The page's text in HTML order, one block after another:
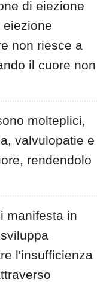
di eiezione
eiezione
non riesce a
il cuore non
molteplici,
valvulopatie e
rendendolo
manifesta in
l'insufficienza